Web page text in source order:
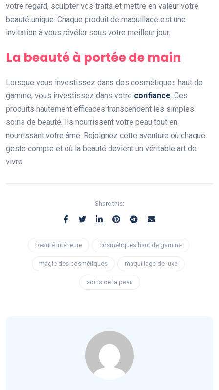
votre regard, sculpter vos traits et mettre en valeur votre
beauté unique. Chaque produit de maquillage est une
invitation à vous révéler sous votre meilleur jour.
La beauté à portée de main
Lorsque vous investissez dans des cosmétiques haut de
gamme, vous investissez dans votre confiance. Ces
produits hautement efficaces transcendent les simples
soins de beauté. Ils nourrissent votre peau tout en
nourrissant votre âme. Rejoignez cette aventure où chaque
geste compte et où la beauté devient un véritable art de
vivre.
Share this:
beauté intérieure cosmétiques haut de gamme
magie des cosmétiques maquillage de luxe
soins de la peau